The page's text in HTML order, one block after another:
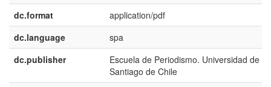
dc.format
application/pdf
dc.language
spa
dc.publisher
Escuela de Periodismo. Universidad de
Santiago de Chile